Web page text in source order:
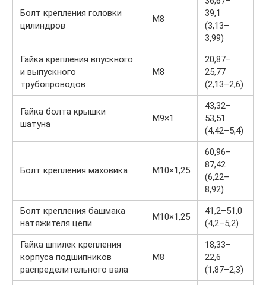
Болт крепления головки
цилиндров
M8
39,1
(3,13–
3,99)
Гайка крепления впускного
и выпускного
трубопроводов
М8
20,87–
25,77
(2,13–2,6)
Гайка болта крышки
шатуна
М9×1
43,32–
53,51
(4,42–5,4)
Болт крепления маховика М10×1,25
60,96–
87,42
(6,22–
8,92)
Болт крепления башмака
натяжителя цепи
М10×1,25
41,2–51,0
(4,2–5,2)
Гайка шпилек крепления
корпуса подшипников
распределительного вала
М8
18,33–
22,6
(1,87–2,3)